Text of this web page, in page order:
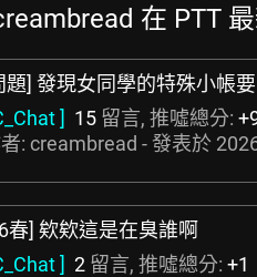
在 PTT
題] 發現女同學的特殊小帳
] 15 留言, 推噓總分:
: creambread - 發表於
春] 欸欸這是在臭誰啊
] 2 留言, 推噓總分: +1